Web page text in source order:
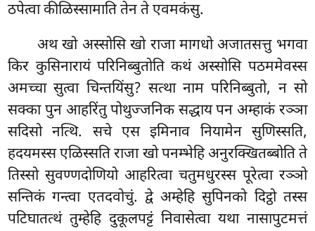
ठपेत्वा कीळिस्सामाति तेन ते एवमकंसु.
अथ खो अस्सोसि खो राजा मागधो अजातसत्तु भगवा
किर कुसिनारायं परिनिब्बुतोति कथं अस्सोसि पठममेवस्स
अमच्चा सुत्वा चिन्तयिंसु? सत्था नाम परिनिब्बुतो, न सो
सक्का पुन आहरिंतु पोथुज्जनिक सद्धाय पन अम्हाकं रञ्ञा
सदिसो नत्थि. सचे एस इमिनाव नियामेन सुणिस्सति,
हदयमस्स एळिस्सति राजा खो पनम्भेहि अनुरक्खितब्बोति ते
तिस्सो सुवण्णदोणियो आहरित्वा चतुमधुरस्स पूरेत्वा रञ्ञो
सन्तिकं गन्त्वा एतदवोचुं. द्वे अम्हेहि सुपिनको दिट्ठो तस्स
पटिघातत्थं तुम्हेहि दुकूलपट्टं निवासेत्वा यथा नासापुटमत्तं